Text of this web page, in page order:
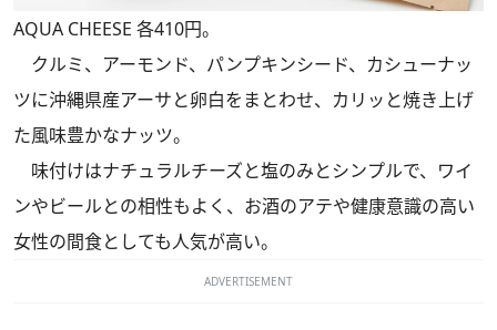
AQUA CHEESE 各410円。
クルミ、アーモンド、パンプキンシード、カシューナッ
ツに沖縄県産アーサと卵白をまとわせ、カリッと焼き上げ
た風味豊かなナッツ。
味付けはナチュラルチーズと塩のみとシンプルで、ワイ
ンやビールとの相性もよく、お酒のアテや健康意識の高い
女性の間食としても人気が高い。
ADVERTISEMENT